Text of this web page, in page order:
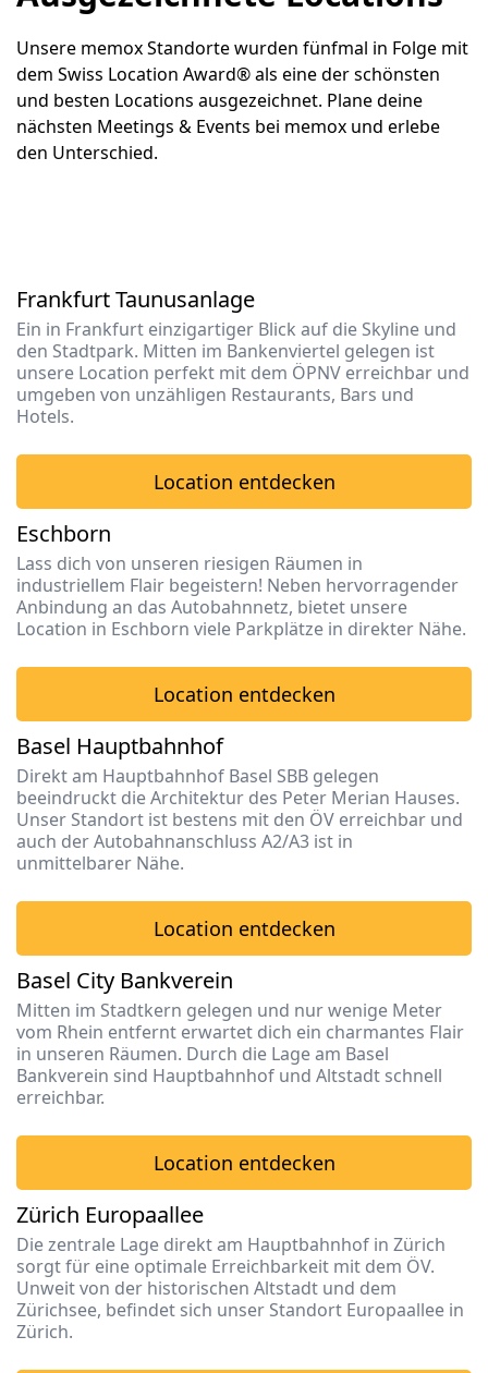
Unsere memox Standorte wurden fünfmal in Folge mit
dem Swiss Location Award® als eine der schönsten
und besten Locations ausgezeichnet. Plane deine
nächsten Meetings & Events bei memox und erlebe
den Unterschied.
Frankfurt Taunusanlage
Ein in Frankfurt einzigartiger Blick auf die Skyline und
den Stadtpark. Mitten im Bankenviertel gelegen ist
unsere Location perfekt mit dem ÖPNV erreichbar und
umgeben von unzähligen Restaurants, Bars und
Hotels.
Location entdecken
Eschborn
Lass dich von unseren riesigen Räumen in
industriellem Flair begeistern! Neben hervorragender
Anbindung an das Autobahnnetz, bietet unsere
Location in Eschborn viele Parkplätze in direkter Nähe.
Location entdecken
Basel Hauptbahnhof
Direkt am Hauptbahnhof Basel SBB gelegen
beeindruckt die Architektur des Peter Merian Hauses.
Unser Standort ist bestens mit den ÖV erreichbar und
auch der Autobahnanschluss A2/A3 ist in
unmittelbarer Nähe.
Location entdecken
Basel City Bankverein
Mitten im Stadtkern gelegen und nur wenige Meter
vom Rhein entfernt erwartet dich ein charmantes Flair
in unseren Räumen. Durch die Lage am Basel
Bankverein sind Hauptbahnhof und Altstadt schnell
erreichbar.
Location entdecken
Zürich Europaallee
Die zentrale Lage direkt am Hauptbahnhof in Zürich
sorgt für eine optimale Erreichbarkeit mit dem ÖV.
Unweit von der historischen Altstadt und dem
Zürichsee, befindet sich unser Standort Europaallee in
Zürich.